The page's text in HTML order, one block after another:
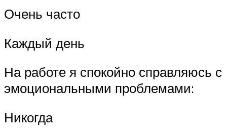
Очень часто
Каждый день
На работе я спокойно справляюсь с
эмоциональными проблемами:
Никогда